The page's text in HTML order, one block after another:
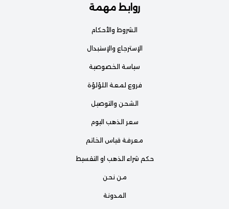
روابط مهمة
الشروط والأحكام
الإسترجاع والإستبدال
سياسة الخصوصية
فروع لمعة اللؤلؤة
الشحن والتوصيل
سعر الذهب اليوم
معرفة قياس الخاتم
حكم شراء الذهب او التقسيط
من نحن
المدونة